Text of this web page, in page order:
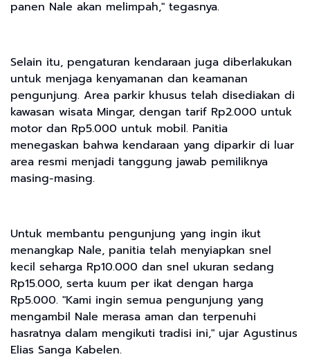
panen Nale akan melimpah," tegasnya.
Selain itu, pengaturan kendaraan juga diberlakukan
untuk menjaga kenyamanan dan keamanan
pengunjung. Area parkir khusus telah disediakan di
kawasan wisata Mingar, dengan tarif Rp2.000 untuk
motor dan Rp5.000 untuk mobil. Panitia
menegaskan bahwa kendaraan yang diparkir di luar
area resmi menjadi tanggung jawab pemiliknya
masing-masing.
Untuk membantu pengunjung yang ingin ikut
menangkap Nale, panitia telah menyiapkan snel
kecil seharga Rp10.000 dan snel ukuran sedang
Rp15.000, serta kuum per ikat dengan harga
Rp5.000. "Kami ingin semua pengunjung yang
mengambil Nale merasa aman dan terpenuhi
hasratnya dalam mengikuti tradisi ini," ujar Agustinus
Elias Sanga Kabelen.